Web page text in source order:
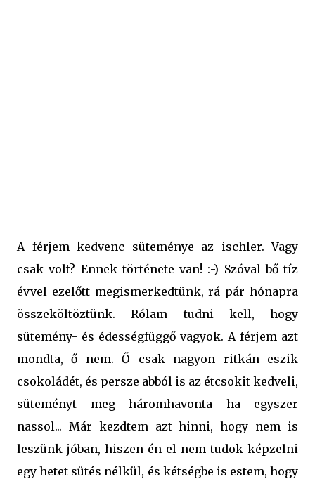
A férjem kedvenc süteménye az ischler. Vagy
csak volt? Ennek története van! :-) Szóval bő tíz
évvel ezelőtt megismerkedtünk, rá pár hónapra
összeköltöztünk. Rólam tudni kell, hogy
sütemény- és édességfüggő vagyok. A férjem azt
mondta, ő nem. Ő csak nagyon ritkán eszik
csokoládét, és persze abból is az étcsokit kedveli,
süteményt meg háromhavonta ha egyszer
nassol... Már kezdtem azt hinni, hogy nem is
leszünk jóban, hiszen én el nem tudok képzelni
egy hetet sütés nélkül, és kétségbe is estem, hogy